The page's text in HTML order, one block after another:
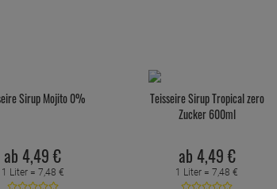
Sirup Mojito 0%
ab 4,49 €
1 Liter = 7,48 €
Teisseire Sirup Tropical zero
Zucker 600ml
ab 4,49 €
1 Liter =7,48 €